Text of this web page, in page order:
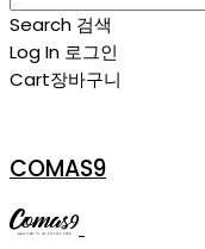
Search 검색
Log In 로그인
Cart장바구니
COMAS9